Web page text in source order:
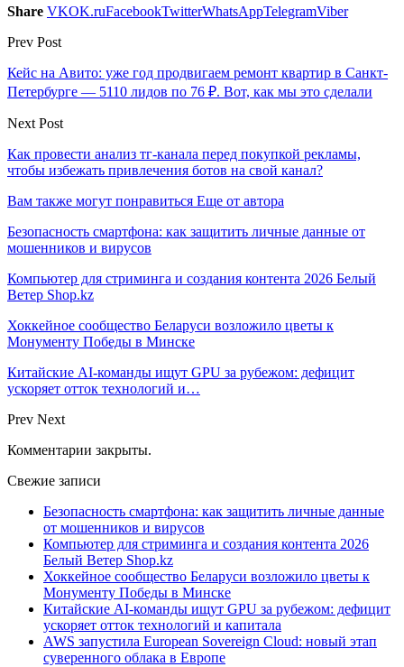
Share VKOK.ruFacebookTwitterWhatsAppTelegramViber
Prev Post
Кейс на Авито: уже год продвигаем ремонт квартир в Санкт-
Петербурге — 5110 лидов по 76 ₽. Вот, как мы это сделали
Next Post
Как провести анализ тг-канала перед покупкой рекламы,
чтобы избежать привлечения ботов на свой канал?
Вам также могут понравиться Еще от автора
Безопасность смартфона: как защитить личные данные от
мошенников и вирусов
Компьютер для стриминга и создания контента 2026 Белый
Ветер Shop.kz
Хоккейное сообщество Беларуси возложило цветы к
Монументу Победы в Минске
Китайские AI-команды ищут GPU за рубежом: дефицит
ускоряет отток технологий и…
Prev Next
Комментарии закрыты.
Свежие записи
Безопасность смартфона: как защитить личные данные
от мошенников и вирусов
Компьютер для стриминга и создания контента 2026
Белый Ветер Shop.kz
Хоккейное сообщество Беларуси возложило цветы к
Монументу Победы в Минске
Китайские AI-команды ищут GPU за рубежом: дефицит
ускоряет отток технологий и капитала
AWS запустила European Sovereign Cloud: новый этап
суверенного облака в Европе